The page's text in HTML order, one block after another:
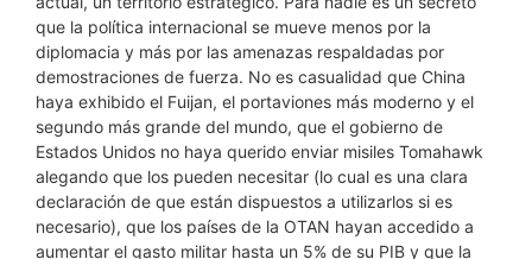
que la política internacional se mueve menos por la
diplomacia y más por las amenazas respaldadas por
demostraciones de fuerza. No es casualidad que China
haya exhibido el Fuijan, el portaviones más moderno y el
segundo más grande del mundo, que el gobierno de
Estados Unidos no haya querido enviar misiles Tomahawk
alegando que los pueden necesitar (lo cual es una clara
declaración de que están dispuestos a utilizarlos si es
necesario), que los países de la OTAN hayan accedido a
aumentar el gasto militar hasta un 5% de su PIB y que la